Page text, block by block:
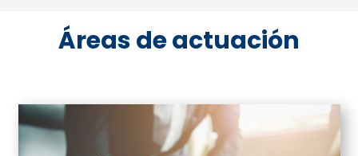
Áreas de actuación